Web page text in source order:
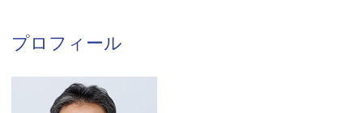
プロフィール